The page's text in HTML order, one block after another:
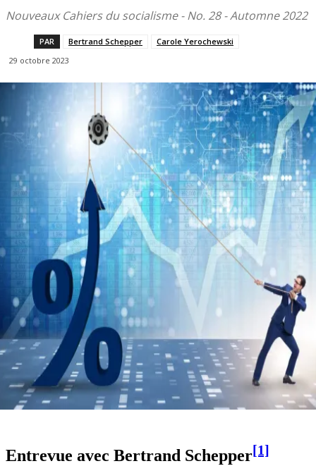
Nouveaux Cahiers du socialisme - No. 28 - Automne 2022
PAR Bertrand Schepper
Carole Yerochewski
29 octobre 2023
Entrevue avec Bertrand Schepper[1]